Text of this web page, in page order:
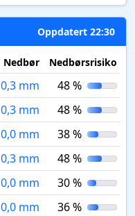
Oppdatert 22:30
Nedbør Nedbørsrisiko
0,3 mm
48 %
0,3 mm
48 %
0,0 mm
38 %
0,3 mm
48 %
0,0 mm
30 %
0,0 mm
36 %